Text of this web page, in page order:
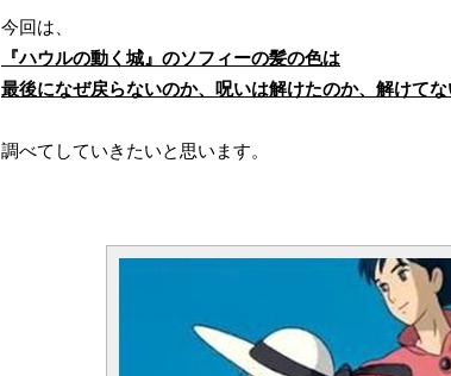
今回は、
『ハウルの動く城』のソフィーの髪の色は
最後になぜ戻らないのか、呪いは解けたのか、解けて
調べてしていきたいと思います。